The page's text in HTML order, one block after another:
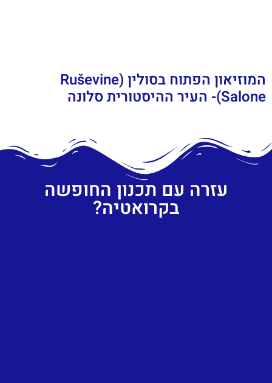
המוזיאון הפתוח בסולין (Ruševine
Salone)- העיר ההיסטורית סלונה
עזרה עם תכנון החופשה
בקרואטיה?